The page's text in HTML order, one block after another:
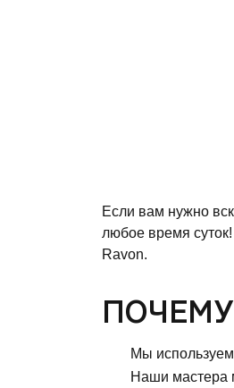
Если вам нужно
любое время
Ravon.
Мы
Наши мастера